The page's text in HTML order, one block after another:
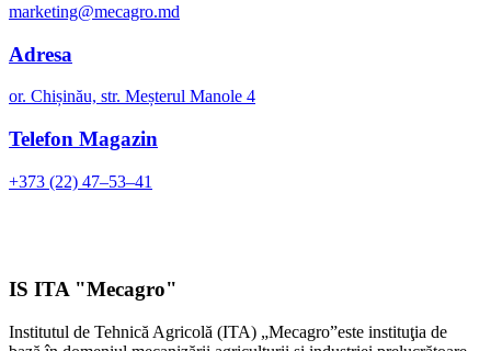
marketing@mecagro.md
Adresa
or. Chișinău, str. Meșterul Manole 4
Telefon Magazin
+373 (22) 47–53–41
IS ITA "Mecagro"
Institutul de Tehnică Agricolă (ITA) „Mecagro”este instituţia de